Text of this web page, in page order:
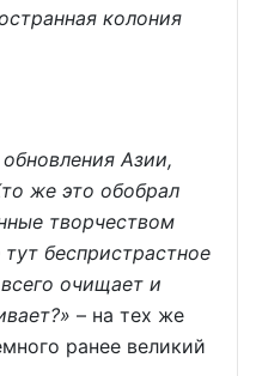
колония
Азии,
же это обобрал
творчеством
беспристрастное
очищает и
– на тех же
ранее великий